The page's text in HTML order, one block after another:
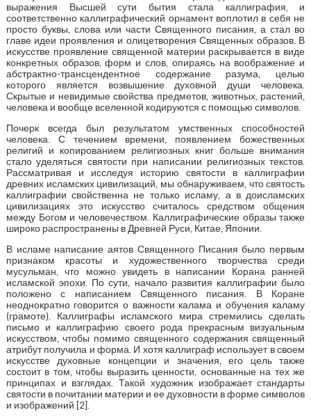
выражения Высшей сути бытия стала каллиграфия, и
соответственно каллиграфический орнамент воплотил в себя не
просто буквы, слова или части Священного писания, а стал во
главе идеи проявления и олицетворения Священных образов. В
искусстве проявление священной материи раскрывается в виде
конкретных образов, форм и слов, опираясь на воображение и
абстрактно-трансцендентное содержание разума, целью
которого является возвышение духовной души человека.
Скрытые и невидимые свойства предметов, животных, растений,
человека и вообще вселенной кодируются с помощью символов.
Почерк всегда был результатом умственных способностей
человека. С течением времени, появлением божественных
религий и копированием религиозных книг больше внимания
стало уделяться святости при написании религиозных текстов.
Рассматривая и исследуя историю святости в каллиграфии
древних исламских цивилизаций, мы обнаруживаем, что святость
каллиграфии свойственна не только исламу, а в доисламских
цивилизациях это искусство считалось средством общения
между Богом и человечеством. Каллиграфические образы также
широко распространены в Древней Руси, Китае, Японии.
В исламе написание аятов Священного Писания было первым
признаком красоты и художественного творчества среди
мусульман, что можно увидеть в написании Корана ранней
исламской эпохи. По сути, начало развития каллиграфии было
положено с написанием Священного писания. В Коране
неоднократно говорится о важности калама и обучения каламу
(грамоте). Каллиграфы исламского мира стремились сделать
письмо и каллиграфию своего рода прекрасным визуальным
искусством, чтобы помимо священного содержания священный
атрибут получила и форма. И хотя каллиграф использует в своем
искусстве духовные концепции и значения, его цель также
состоит в том, чтобы выразить ценности, основанные на тех же
принципах и взглядах. Такой художник изображает стандарты
святости в почитании материи и ее духовности в форме символов
и изображений [2].